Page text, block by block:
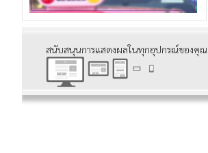
สนับสนุนการแสดงผลในทุกอุปกรณ์ของคุณ